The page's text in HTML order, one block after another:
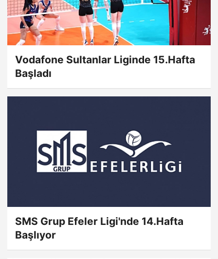
Vodafone Sultanlar Liginde 15.Hafta
Başladı
SMS Grup Efeler Ligi'nde 14.Hafta
Başlıyor